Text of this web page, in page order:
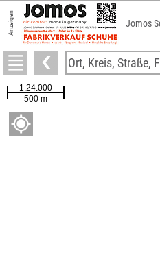
Anzeigen Jomos